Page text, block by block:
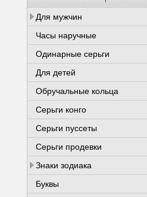
Для мужчин
Часы наручные
Одинарные серьги
Для детей
Обручальные кольца
Серьги конго
Серьги пуссеты
Серьги продевки
Знаки зодиака
Буквы